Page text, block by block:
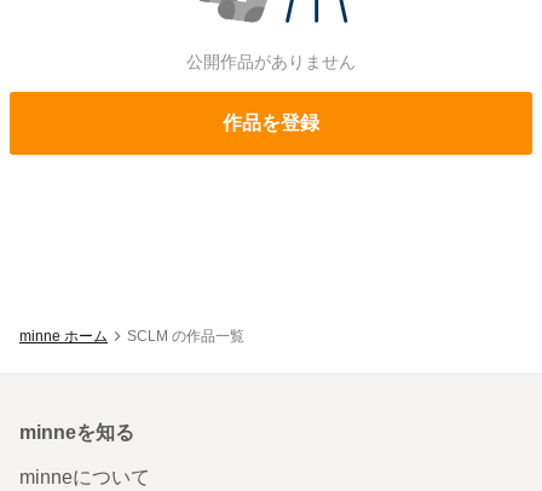
公開作品がありません
作品を登録
minne ホーム SCLM の作品一覧
minneを知る
minneについて